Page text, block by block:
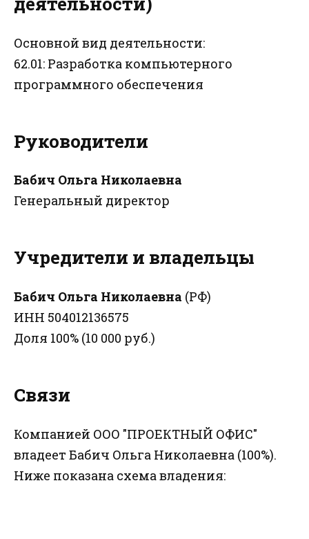
Основной вид деятельности:
62.01: Разработка компьютерного
программного обеспечения
Руководители
Бабич Ольга Николаевна
Генеральный директор
Учредители и владельцы
Бабич Ольга Николаевна (РФ)
ИНН 504012136575
Доля 100% (10 000 руб.)
Связи
Компанией ООО "ПРОЕКТНЫЙ ОФИС"
владеет Бабич Ольга Николаевна (100%).
Ниже показана схема владения: